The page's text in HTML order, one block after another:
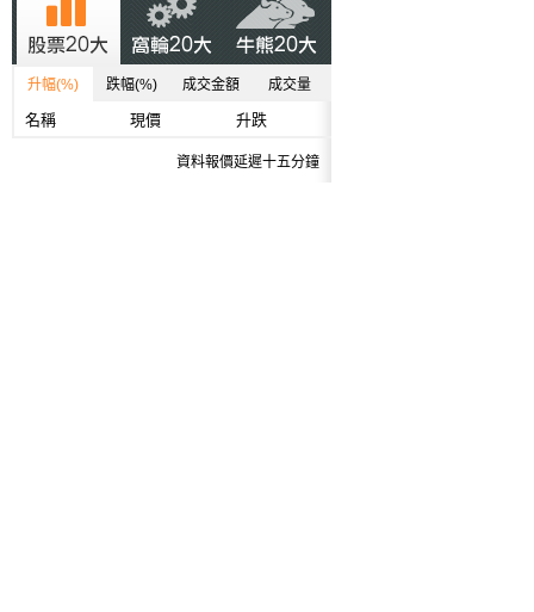
升幅(%) 跌幅(%) 成交金額 成交量
名稱 現價 升跌
資料報價延遲十五分鐘